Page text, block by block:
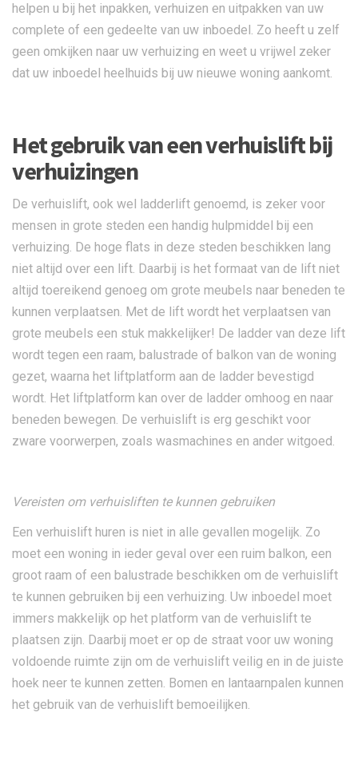
helpen u bij het inpakken, verhuizen en uitpakken van uw
complete of een gedeelte van uw inboedel. Zo heeft u zelf
geen omkijken naar uw verhuizing en weet u vrijwel zeker
dat uw inboedel heelhuids bij uw nieuwe woning aankomt.
Het gebruik van een verhuislift bij
verhuizingen
De verhuislift, ook wel ladderlift genoemd, is zeker voor
mensen in grote steden een handig hulpmiddel bij een
verhuizing. De hoge flats in deze steden beschikken lang
niet altijd over een lift. Daarbij is het formaat van de lift niet
altijd toereikend genoeg om grote meubels naar beneden te
kunnen verplaatsen. Met de lift wordt het verplaatsen van
grote meubels een stuk makkelijker! De ladder van deze lift
wordt tegen een raam, balustrade of balkon van de woning
gezet, waarna het liftplatform aan de ladder bevestigd
wordt. Het liftplatform kan over de ladder omhoog en naar
beneden bewegen. De verhuislift is erg geschikt voor
zware voorwerpen, zoals wasmachines en ander witgoed.
Vereisten om verhuisliften te kunnen gebruiken
Een verhuislift huren is niet in alle gevallen mogelijk. Zo
moet een woning in ieder geval over een ruim balkon, een
groot raam of een balustrade beschikken om de verhuislift
te kunnen gebruiken bij een verhuizing. Uw inboedel moet
immers makkelijk op het platform van de verhuislift te
plaatsen zijn. Daarbij moet er op de straat voor uw woning
voldoende ruimte zijn om de verhuislift veilig en in de juiste
hoek neer te kunnen zetten. Bomen en lantaarnpalen kunnen
het gebruik van de verhuislift bemoeilijken.